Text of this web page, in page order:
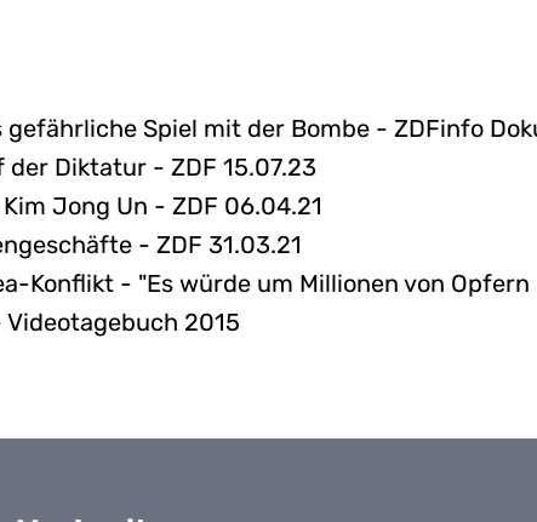
Spiel mit der Bombe - ZDFinfo
der Diktatur - ZDF 15.07.23
Jong Un - ZDF 06.04.21
- ZDF 31.03.21
Konflikt - "Es würde um Millionen von Opfern
2015